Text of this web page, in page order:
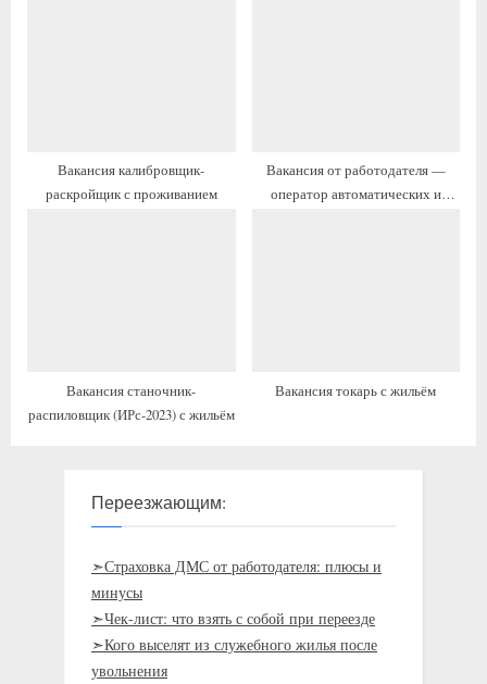
Вакансия калибровщик-
раскройщик с проживанием
Вакансия от работодателя —
оператор автоматических и
Вакансия станочник-
распиловщик (ИРс-2023) с жильём
Вакансия токарь с жильём
Переезжающим:
➣Страховка ДМС от работодателя: плюсы и
минусы
➣Чек-лист: что взять с собой при переезде
➣Кого выселят из служебного жилья после
увольнения